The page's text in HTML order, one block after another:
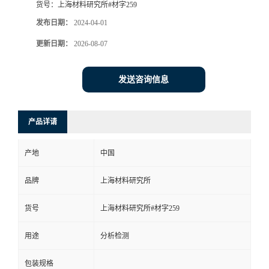
货号： 上海材料研究所#材字259
发布日期： 2024-04-01
更新日期： 2026-08-07
发送咨询信息
产品详请
产地 中国
品牌 上海材料研究所
货号 上海材料研究所#材字259
用途 分析检测
包装规格